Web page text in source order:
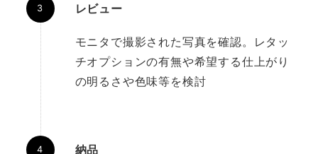
レビュー
モニタで撮影された写真を確認。レタッ
チオプションの有無や希望する仕上がり
の明るさや色味等を検討
納品